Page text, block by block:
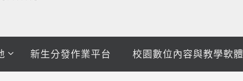
新生分發作業平台 校園數位內容與教學軟體